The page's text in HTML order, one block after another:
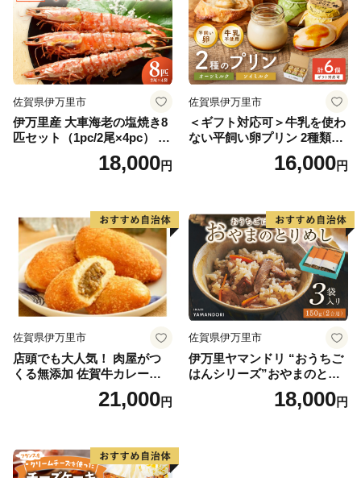
佐賀県伊万里市
伊万里産 大車海老の塩焼き8
匹セット（1pc/2尾×4pc） 01
18,000円
佐賀県伊万里市
＜ギフト対応可＞牛乳を使わ
ない平飼い卵プリン 2種類セ
ット計6個 129-F28916,000円
佐賀県伊万里市
店頭でも大人気！ 肉屋がつ
くる無添加 佐賀牛カレーパ
ン 10個 数量限定 155-J696
21,000円
佐賀県伊万里市
伊万里ヤマンドリ “おうちご
はんシリーズ”おやまのとり
18,000円